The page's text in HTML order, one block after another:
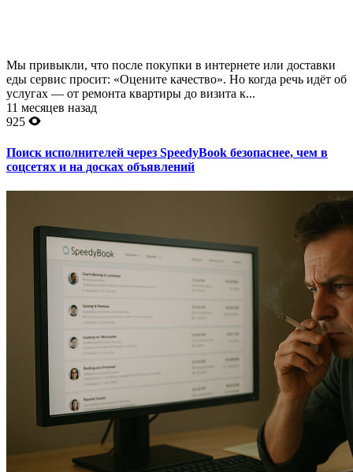
Мы привыкли, что после покупки в интернете или доставки
еды сервис просит: «Оцените качество». Но когда речь идёт об
услугах — от ремонта квартиры до визита к...
11 месяцев назад
925
Поиск исполнителей через SpeedyBook безопаснее, чем в
соцсетях и на досках объявлений